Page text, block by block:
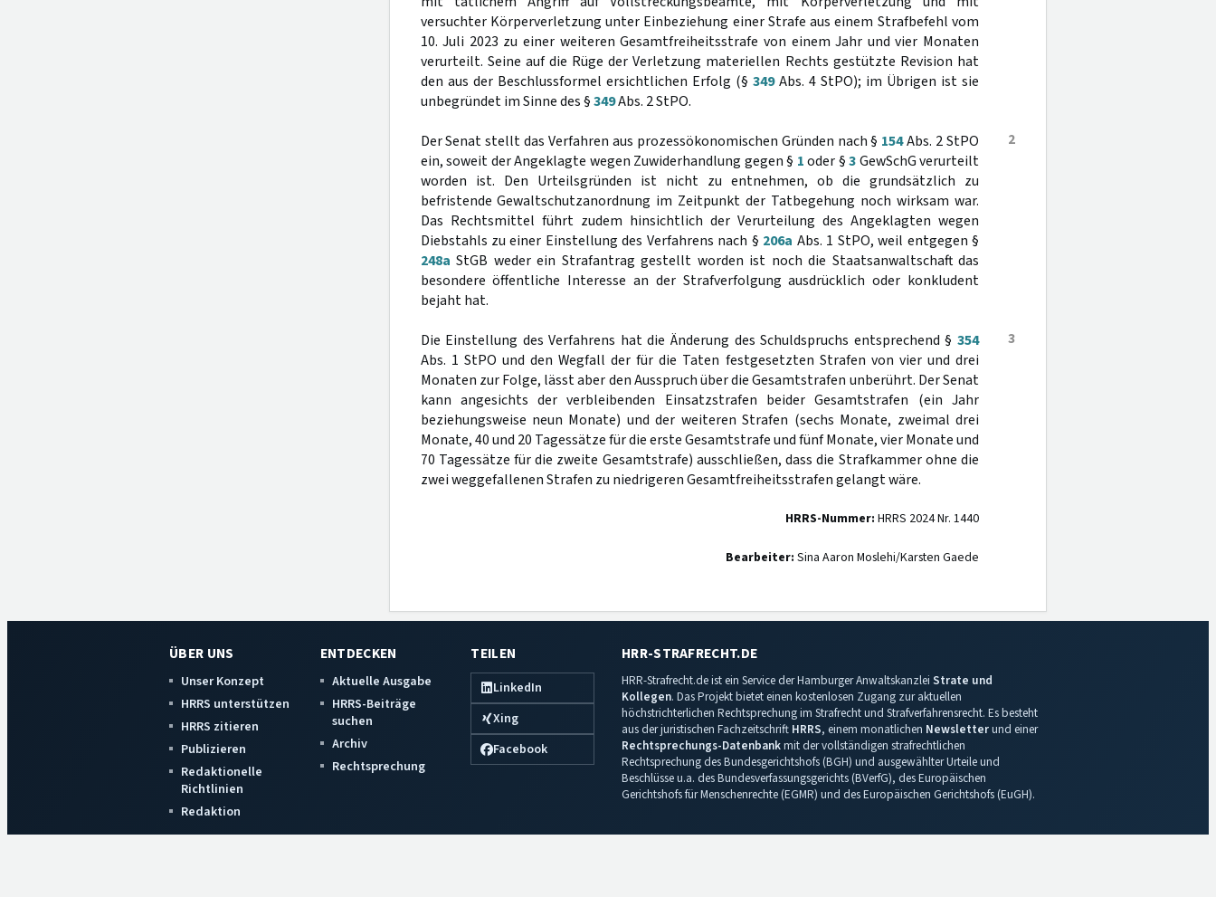
versuchter Körperverletzung unter Einbeziehung einer Strafe aus einem Strafbefehl vom
10. Juli 2023 zu einer weiteren Gesamtfreiheitsstrafe von einem Jahr und vier Monaten
verurteilt. Seine auf die Rüge der Verletzung materiellen Rechts gestützte Revision hat
den aus der Beschlussformel ersichtlichen Erfolg (§ 349Abs. 4 StPO); im Übrigen ist sie
unbegründet im Sinne des §349Abs. 2 StPO.
2
Der Senat stellt das Verfahren aus prozessökonomischen Gründen nach § 154Abs. 2 StPO
ein, soweit der Angeklagte wegen Zuwiderhandlung gegen § 1oder §3GewSchG verurteilt
worden ist. Den Urteilsgründen ist nicht zu entnehmen, ob die grundsätzlich zu
befristende Gewaltschutzanordnung im Zeitpunkt der Tatbegehung noch wirksam war.
Das Rechtsmittel führt zudem hinsichtlich der Verurteilung des Angeklagten wegen
Diebstahls zu einer Einstellung des Verfahrens nach § 206a Abs. 1 StPO, weil entgegen §
248a StGB weder ein Strafantrag gestellt worden ist noch die Staatsanwaltschaft das
besondere öffentliche Interesse an der Strafverfolgung ausdrücklich oder konkludent
bejaht hat.
3
Die Einstellung des Verfahrens hat die Änderung des Schuldspruchs entsprechend § 354
Abs. 1 StPO und den Wegfall der für die Taten festgesetzten Strafen von vier und drei
Monaten zur Folge, lässt aber den Ausspruch über die Gesamtstrafen unberührt. Der Senat
kann angesichts der verbleibenden Einsatzstrafen beider Gesamtstrafen (ein Jahr
beziehungsweise neun Monate) und der weiteren Strafen (sechs Monate, zweimal drei
Monate, 40 und 20 Tagessätze für die erste Gesamtstrafe und fünf Monate, vier Monate und
70 Tagessätze für die zweite Gesamtstrafe) ausschließen, dass die Strafkammer ohne die
zwei weggefallenen Strafen zu niedrigeren Gesamtfreiheitsstrafen gelangt wäre.
HRRS-Nummer: HRRS 2024 Nr. 1440
Bearbeiter: Sina Aaron Moslehi/Karsten Gaede
ÜBER UNS
Unser Konzept
HRRS unterstützen
HRRS zitieren
Publizieren
Redaktionelle
Richtlinien
Redaktion
ENTDECKEN
Aktuelle Ausgabe
HRRS-Beiträge
suchen
Archiv
Rechtsprechung
TEILEN
LinkedIn
Xing
Facebook
HRR-STRAFRECHT.DE
HRR-Strafrecht.de ist ein Service der Hamburger Anwaltskanzlei Strate und
Kollegen. Das Projekt bietet einen kostenlosen Zugang zur aktuellen
höchstrichterlichen Rechtsprechung im Strafrecht und Strafverfahrensrecht. Es besteht
aus der juristischen Fachzeitschrift HRRS, einem monatlichen Newsletterund einer
Rechtsprechungs-Datenbankmit der vollständigen strafrechtlichen
Rechtsprechung des Bundesgerichtshofs (BGH) und ausgewählter Urteile und
Beschlüsse u.a. des Bundesverfassungsgerichts (BVerfG), des Europäischen
Gerichtshofs für Menschenrechte (EGMR) und des Europäischen Gerichtshofs (EuGH).